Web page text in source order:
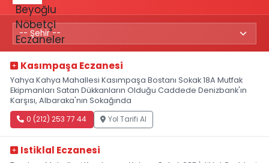
Kasımpaşa Eczanesi
Yahya Kahya Mahallesi Kasımpaşa Bostanı Sokak 18A Mutfak
Ekipmanları Satan Dükkanların Olduğu Caddede Denizbank'ın
Karşısı, Albaraka'nın Sokağında
0 (212) 253 77 44 Yol Tarifi Al
Istiklal Eczanesi